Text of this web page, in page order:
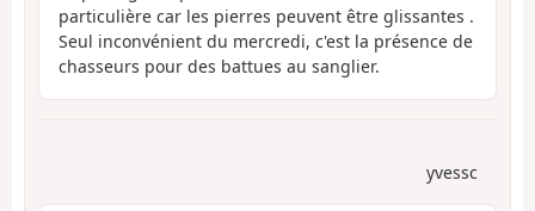
particulière car les pierres peuvent être glissantes .
Seul inconvénient du mercredi, c'est la présence de
chasseurs pour des battues au sanglier.
yvessc